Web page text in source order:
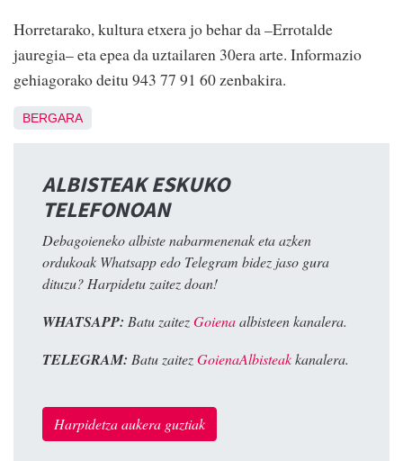
Horretarako, kultura etxera jo behar da –Errotalde
jauregia– eta epea da uztailaren 30era arte. Informazio
gehiagorako deitu 943 77 91 60 zenbakira.
BERGARA
ALBISTEAK ESKUKO
TELEFONOAN
Debagoieneko albiste nabarmenenak eta azken
ordukoak Whatsapp edo Telegram bidez jaso gura
dituzu? Harpidetu zaitez doan!
WHATSAPP: Batu zaitezGoienaalbisteen kanalera.
TELEGRAM: Batu zaitezGoienaAlbisteakkanalera.
Harpidetza aukera guztiak